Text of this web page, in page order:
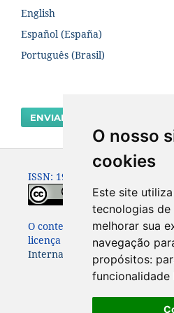
O nosso
cookies
Este site
tecnologias de
melhorar sua
navegação
propósitos:
English
Español (España)
Português (Brasil)
ENVIAR SUBMISSÃO
ISSN: 1980-0614
O conteúdo dessa Revista está
licença
Creative Commons
International License